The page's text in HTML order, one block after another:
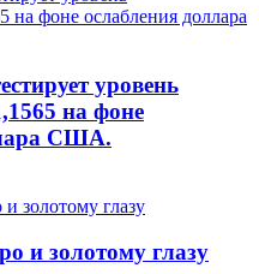
уровень
на фоне
США.
и золотому глазу